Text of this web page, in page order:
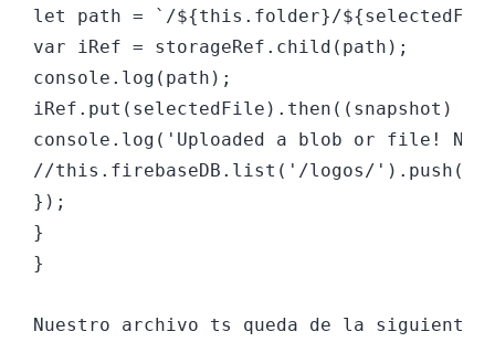
let path = `/${this.folder}/
var iRef = storageRef.child(path);
console.log(path);
iRef.put(selectedFile).then((snapshot)
console.log('Uploaded a blob or file!
//this.firebaseDB.list('/logos/
});
}
}
Nuestro archivo ts queda de la siguiente